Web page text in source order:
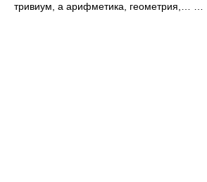
тривиум, а арифметика, геометрия,… …